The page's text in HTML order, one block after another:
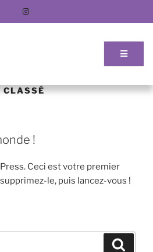
CLASSÉ
!
Ceci est votre premier
le, puis lancez-vous !